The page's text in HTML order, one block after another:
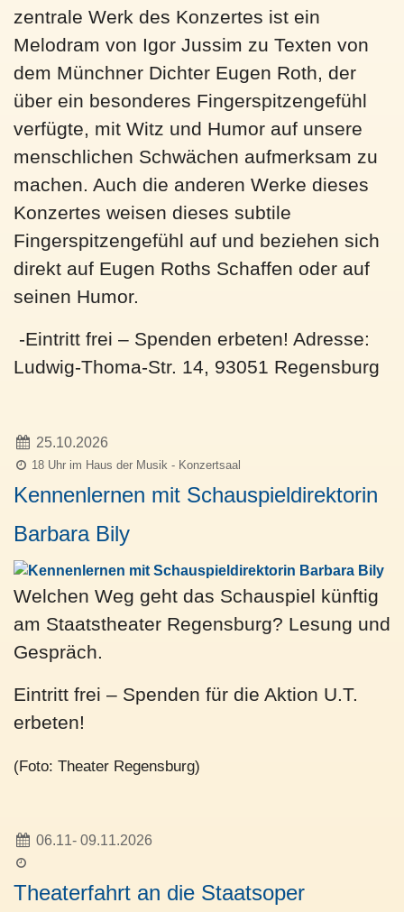
zentrale Werk des Konzertes ist ein
Melodram von Igor Jussim zu Texten von
dem Münchner Dichter Eugen Roth, der
über ein besonderes Fingerspitzengefühl
verfügte, mit Witz und Humor auf unsere
menschlichen Schwächen aufmerksam zu
machen. Auch die anderen Werke dieses
Konzertes weisen dieses subtile
Fingerspitzengefühl auf und beziehen sich
direkt auf Eugen Roths Schaffen oder auf
seinen Humor.
-Eintritt frei – Spenden erbeten! Adresse:
Ludwig-Thoma-Str. 14, 93051 Regensburg
25.10.2026
18 Uhr im Haus der Musik - Konzertsaal
Kennenlernen mit Schauspieldirektorin
Barbara Bily
Welchen Weg geht das Schauspiel künftig
am Staatstheater Regensburg? Lesung und
Gespräch.
Eintritt frei – Spenden für die Aktion U.T.
erbeten!
(Foto: Theater Regensburg)
06.11- 09.11.2026
Theaterfahrt an die Staatsoper